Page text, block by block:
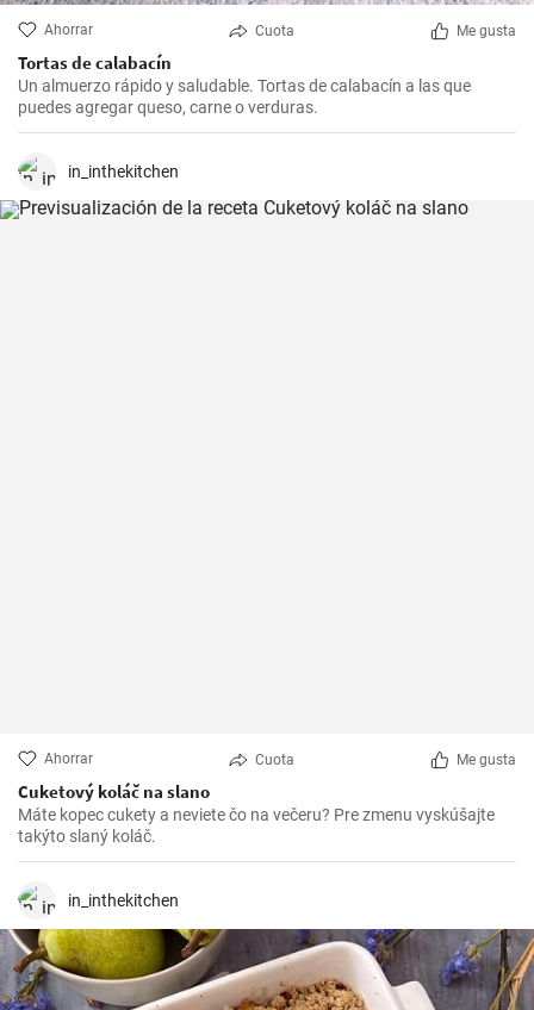
Ahorrar Cuota Me gusta
Tortas de calabacín
Un almuerzo rápido y saludable. Tortas de calabacín a las que
puedes agregar queso, carne o verduras.
in_inthekitchen
Ahorrar Cuota Me gusta
Cuketový koláč na slano
Máte kopec cukety a neviete čo na večeru? Pre zmenu vyskúšajte
takýto slaný koláč.
in_inthekitchen